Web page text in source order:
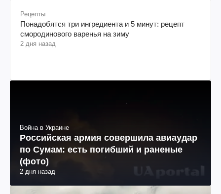
Рецепты
Понадобятся три ингредиента и 5 минут: рецепт
смородинового варенья на зиму
2 дня назад
Война в Украине
Российская армия совершила авиаудар
по Сумам: есть погибший и раненые
(фото)
2 дня назад